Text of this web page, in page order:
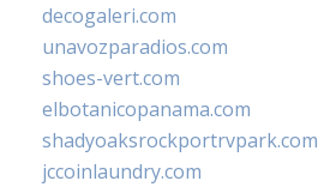
decogaleri.com
unavozparadios.com
shoes-vert.com
elbotanicopanama.com
shadyoaksrockportrvpark.com
jccoinlaundry.com